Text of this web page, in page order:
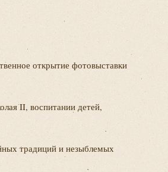
открытие фотовыставки
II, воспитании детей,
традиций и незыблемых